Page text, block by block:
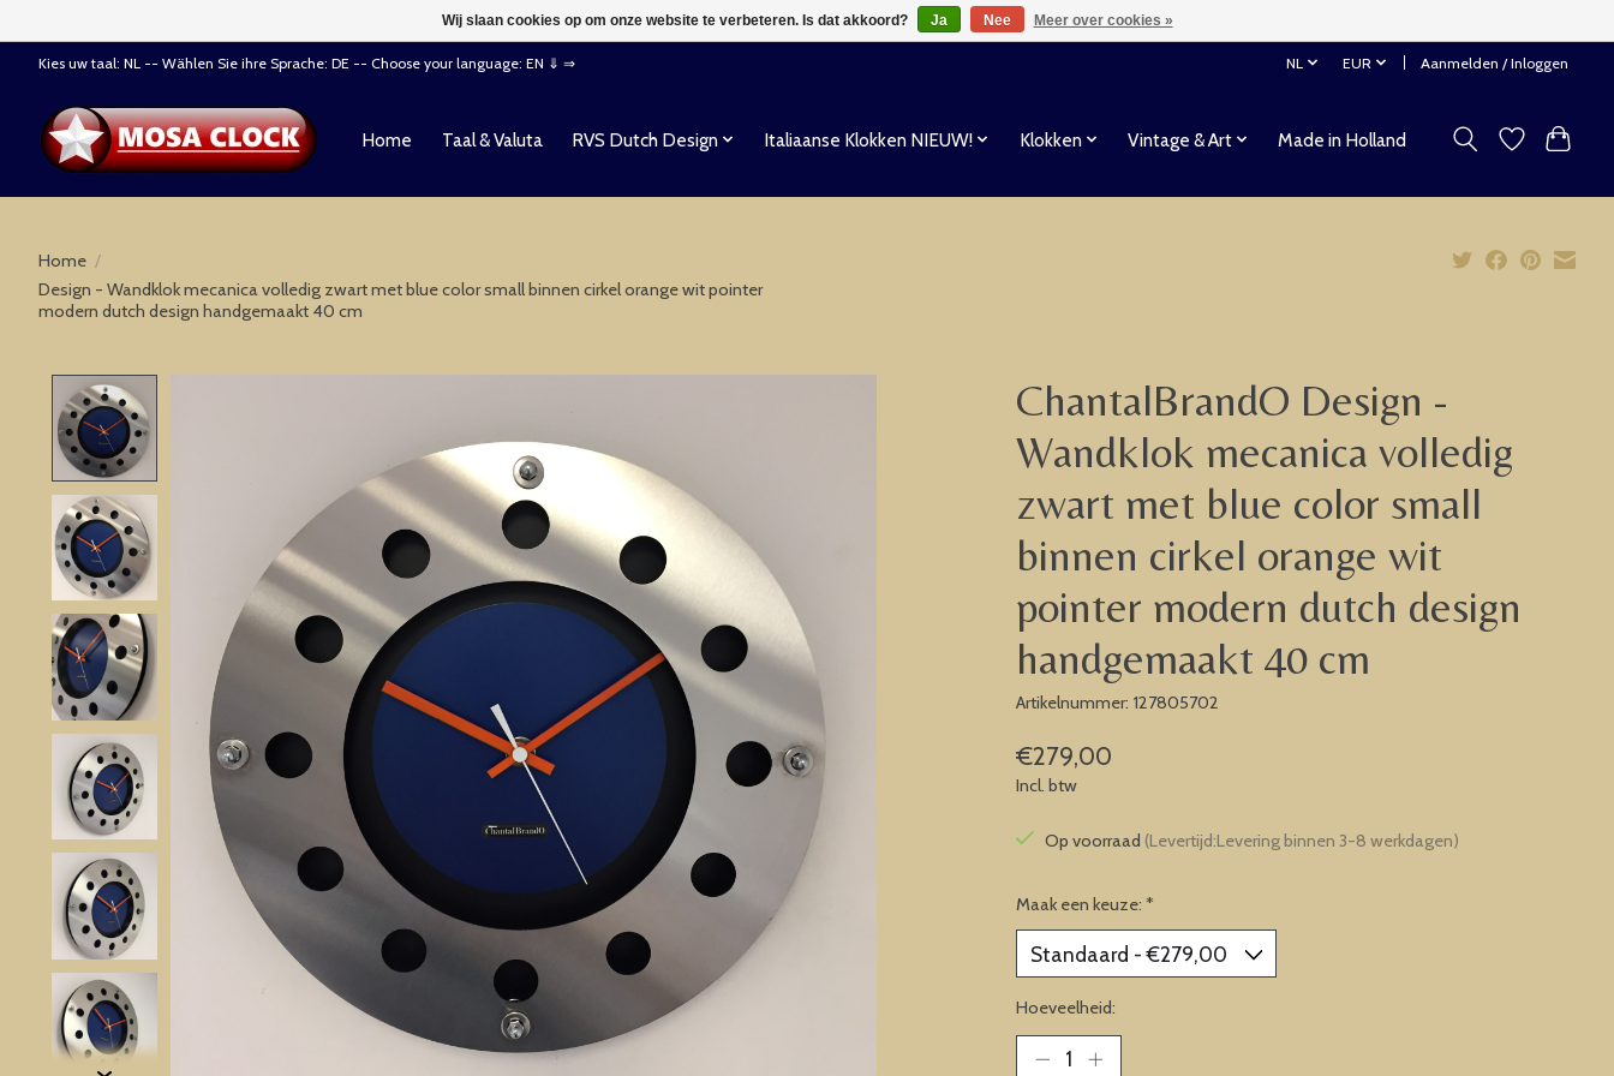
Kies uw taal: NL -- Wählen Sie ihre Sprache: DE -- Choose your language: EN ⇓ ⇒ NL EUR Aanmelden / Inloggen
Home Taal & Valuta RVS Dutch Design Italiaanse Klokken NIEUW! Klokken Vintage & Art Made in Holland
Home /
Design - Wandklok mecanica volledig zwart met blue color small binnen cirkel orange wit pointer
modern dutch design handgemaakt 40 cm
ChantalBrandO Design -
Wandklok mecanica volledig
zwart met blue color small
binnen cirkel orange wit
pointer modern dutch design
handgemaakt 40 cm
Artikelnummer: 127805702
€279,00
Incl. btw
Op voorraad (Levertijd:Levering binnen 3-8 werkdagen)
Maak een keuze: *
Hoeveelheid:
Wij slaan cookies op om onze website te verbeteren. Is dat akkoord? Ja Nee Meer over cookies »